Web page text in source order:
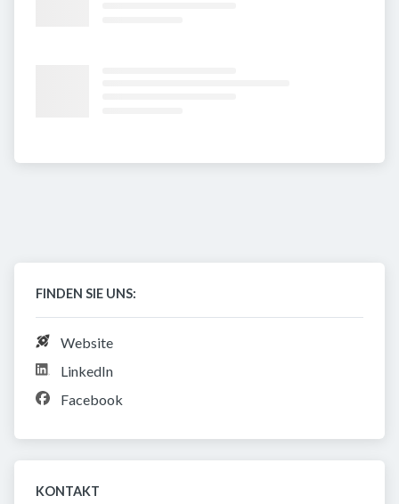
FINDEN SIE UNS:
Website
LinkedIn
Facebook
KONTAKT